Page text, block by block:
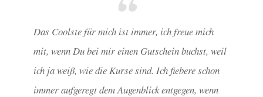
Das Coolste für mich ist immer, ich freue mich
mit, wenn Du bei mir einen Gutschein buchst, weil
ich ja weiß, wie die Kurse sind. Ich fiebere schon
immer aufgeregt dem Augenblick entgegen, wenn